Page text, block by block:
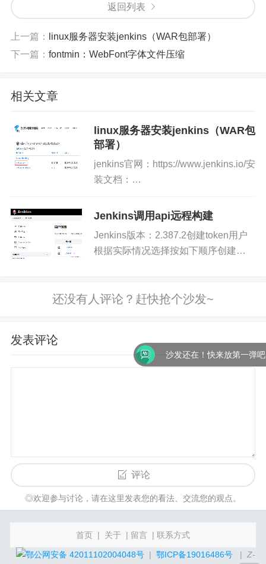
返回列表
上一篇：
linux服务器安装jenkins（WAR包部署）
下一篇： fontmin：WebFont字体文件压缩
相关文章
linux服务器安装jenkins（WAR包
部署）
jenkins官网：https://www.jenkins.io/安
装文档：
https://www.jenkins.io/doc/book/
file/安装JDK此处略过启...
Jenkins调用api远程构建
Jenkins版本：2.387.2创建token用户
根据实际情况选择按如下顺序创建
置，勾选“触发远程构建”，并输入刚创
发表评论
评论
◎欢迎参与讨论，请在这里发表您的看法、交流您的观点。
首页 | 关于 | 留言 | 联系方式
鄂公网安备 42011102004048号 | 鄂ICP备19016486号 | Z-
沙发还在！快来放第一弹吧！